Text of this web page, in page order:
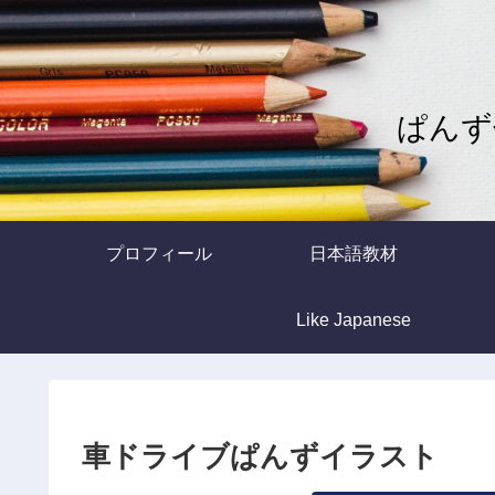
ぱん
プロフィール 日本語教材
Like Japanese
車ドライブぱんずイラスト